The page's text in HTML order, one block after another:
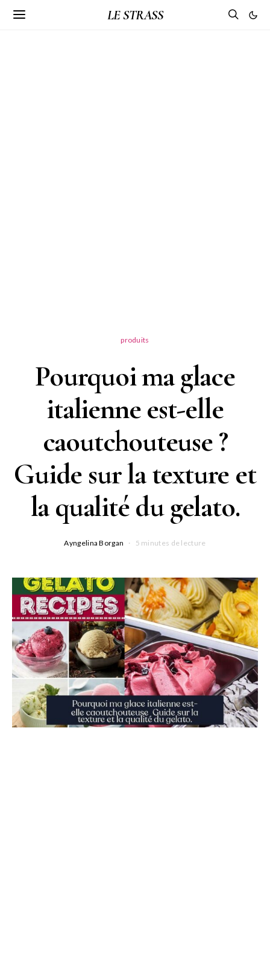
LE STRASS
produits
Pourquoi ma glace
italienne est-elle
caoutchouteuse ?
Guide sur la texture et
la qualité du gelato.
Ayngelina Borgan 5 minutes de lecture